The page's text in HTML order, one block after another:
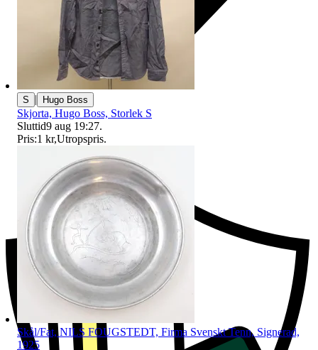
Ersättning om du inte får din vara
S | Hugo Boss
Skjorta, Hugo Boss, Storlek S
Sluttid9 aug 19:27.
Pris:1 kr,Utropspris.
Skål/Fat, NILS FOUGSTEDT, Firma Svenskt Tenn, Signerad,
1925